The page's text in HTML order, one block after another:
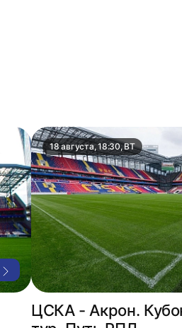
18 августа, 18:30, ВТ
ЦСКА - Акрон.